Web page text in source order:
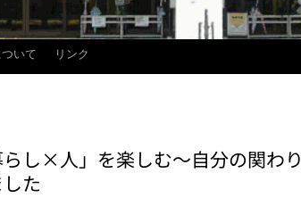
いて リンク
し×人」を楽しむ～自分の関わ
た